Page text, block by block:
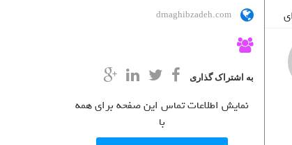
drnaghibzadeh.com
به اشتراک گذاری
نمایش اطلاعات تماس این صفحه برای همه
با